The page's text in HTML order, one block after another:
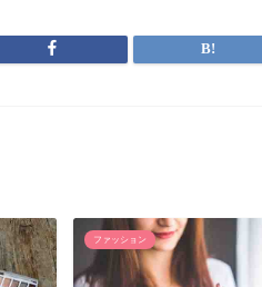
ファッション